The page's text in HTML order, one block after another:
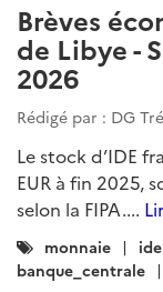
Brèves
de Libye -
2026
Rédigé par : DG
Le stock d’IDE
EUR à fin 2025,
selon la FIPA....
Catégories
:
monnaie ide
banque_centrale